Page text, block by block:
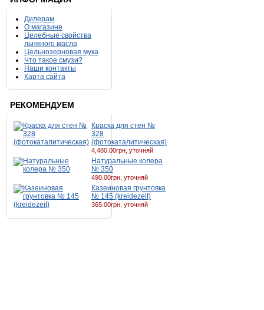
Дилерам
О магазине
Целебные свойства
льняного масла
Цельнозерновая мука
Что такое смузи?
Наши контакты
Карта сайта
РЕКОМЕНДУЕМ
Краска для стен №
328
(фотокаталитическая)
4,480.00грн, уточняй
Натуральные колера
№ 350
490.00грн, уточняй
Казеиновая грунтовка
№ 145 (kreidezeit)
365.00грн, уточняй